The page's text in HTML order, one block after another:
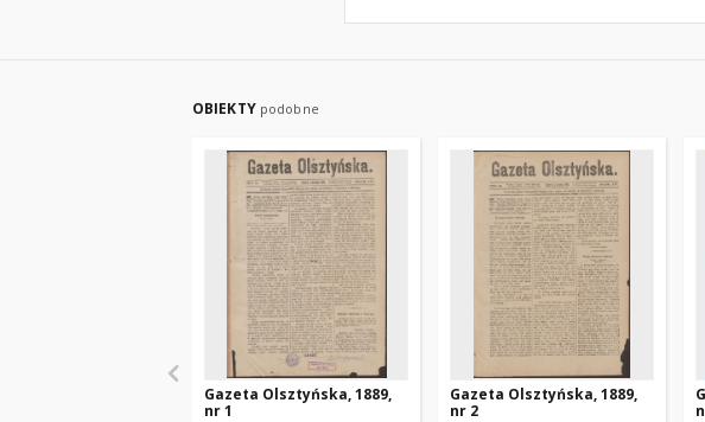
OBIEKTY podobne
Gazeta Olsztyńska, 1889,
nr 1
Gazeta Olsztyńska, 1889,
nr 2